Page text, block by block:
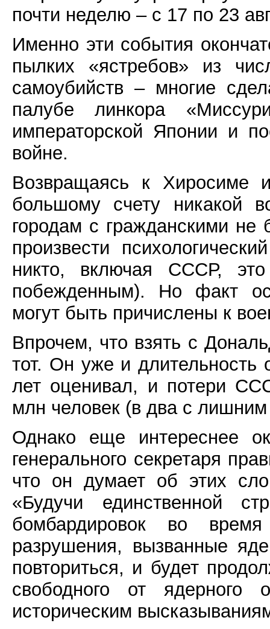
почти неделю – с 17 по 23
Именно эти события
пылких «ястребов» из
самоубийств – многие
палубе линкора
императорской Японии и
войне.
Возвращаясь к Хиросиме
большому счету никакой
городам с гражданскими не
произвести
никто, включая СССР,
побежденным). Но факт
могут быть причислены к
Впрочем, что взять с
тот. Он уже и
лет оценивал, и потери
млн человек (в два с
Однако еще интереснее
генерального секретаря
что он думает об этих
«Будучи единственной
бомбардировок во
разрушения, вызванные
повториться, и будет
свободного от
историческим